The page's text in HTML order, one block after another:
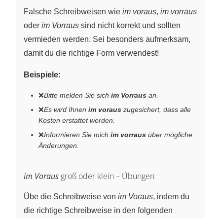
Falsche Schreibweisen wie im voraus, im vorraus
oder im Vorraus sind nicht korrekt und sollten
vermieden werden. Sei besonders aufmerksam,
damit du die richtige Form verwendest!
Beispiele:
❌Bitte melden Sie sich im Vorraus an.
❌Es wird Ihnen im voraus zugesichert, dass alle
Kosten erstattet werden.
❌Informieren Sie mich im vorraus über mögliche
Änderungen.
im Voraus groß oder klein – Übungen
Übe die Schreibweise von im Voraus, indem du
die richtige Schreibweise in den folgenden